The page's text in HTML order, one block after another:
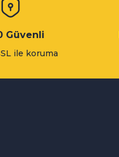
Güvenli
ile koruma